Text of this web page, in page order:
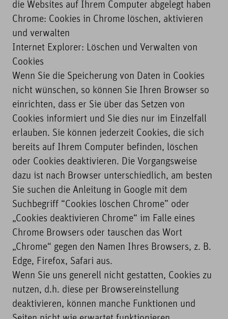
die Websites auf Ihrem Computer abgelegt haben
Chrome: Cookies in Chrome löschen, aktivieren
und verwalten
Internet Explorer: Löschen und Verwalten von
Cookies
Wenn Sie die Speicherung von Daten in Cookies
nicht wünschen, so können Sie Ihren Browser so
einrichten, dass er Sie über das Setzen von
Cookies informiert und Sie dies nur im Einzelfall
erlauben. Sie können jederzeit Cookies, die sich
bereits auf Ihrem Computer befinden, löschen
oder Cookies deaktivieren. Die Vorgangsweise
dazu ist nach Browser unterschiedlich, am besten
Sie suchen die Anleitung in Google mit dem
Suchbegriff “Cookies löschen Chrome” oder
„Cookies deaktivieren Chrome“ im Falle eines
Chrome Browsers oder tauschen das Wort
„Chrome“ gegen den Namen Ihres Browsers, z. B.
Edge, Firefox, Safari aus.
Wenn Sie uns generell nicht gestatten, Cookies zu
nutzen, d.h. diese per Browsereinstellung
deaktivieren, können manche Funktionen und